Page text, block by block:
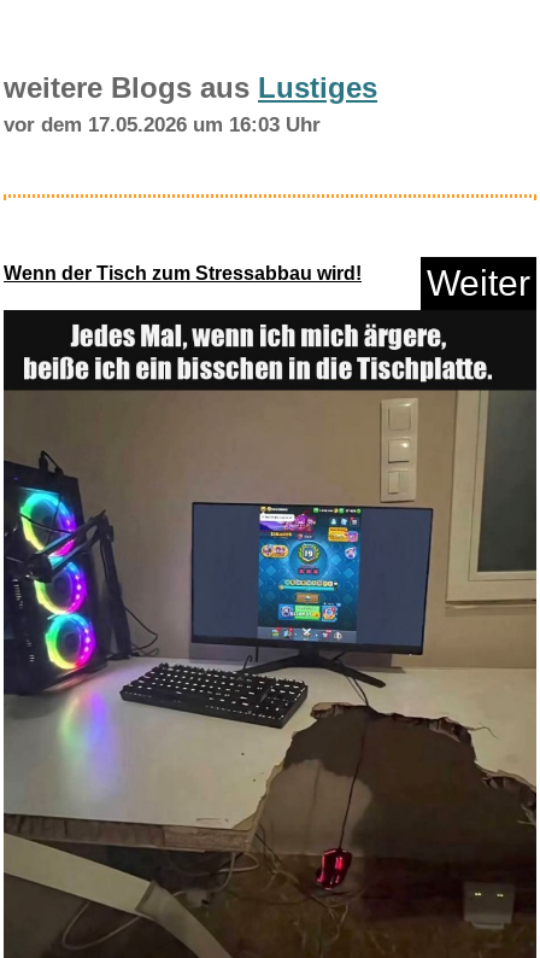
Move On: When Mercy Meets
Your...
Anzeige
weitere Blogs aus Lustiges
vor dem 17.05.2026 um 16:03 Uhr
Wenn der Tisch zum Stressabbau wird! Weiter